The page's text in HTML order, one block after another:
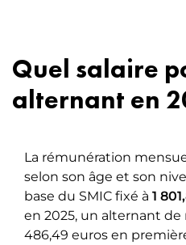
Quel salaire
alternant en
La rémunération
selon son âge et son
base du SMIC fixé à 1
en 2025, un alternant de
486,49 euros en